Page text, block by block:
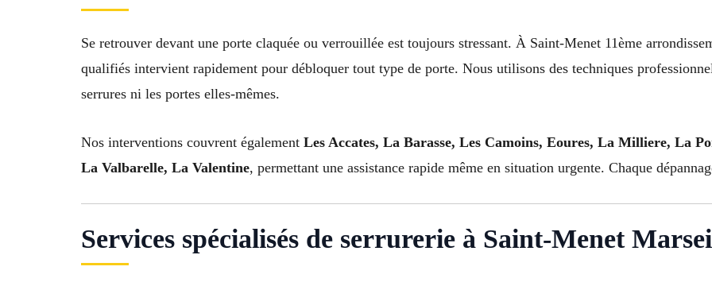
Se retrouver devant une porte claquée ou verrouillée est toujours stressant. À Saint-Menet 11ème
qualifiés intervient rapidement pour débloquer tout type de porte. Nous utilisons des techniques
serrures ni les portes elles-mêmes.
Nos interventions couvrent également Les Accates, La Barasse, Les Camoins, Eoures, La Milliere, La
La Valbarelle, La Valentine, permettant une assistance rapide même en situation urgente. Chaque
Services spécialisés de serrurerie à Saint-Menet